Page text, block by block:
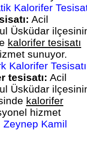
Kalorifer
Acil
Üsküdar
kalorifer tesisatı
sunuyor.
Kalorifer Tesisatı
tesisatı: Acil
Üsküdar
kalorifer
hizmet
Zeynep Kamil